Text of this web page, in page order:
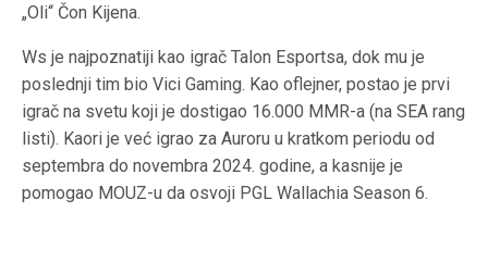
„Oli“ Čon Kijena.
Ws je najpoznatiji kao igrač Talon Esportsa, dok mu je
poslednji tim bio Vici Gaming. Kao oflejner, postao je prvi
igrač na svetu koji je dostigao 16.000 MMR-a (na SEA rang
listi). Kaori je već igrao za Auroru u kratkom periodu od
septembra do novembra 2024. godine, a kasnije je
pomogao MOUZ-u da osvoji PGL Wallachia Season 6.